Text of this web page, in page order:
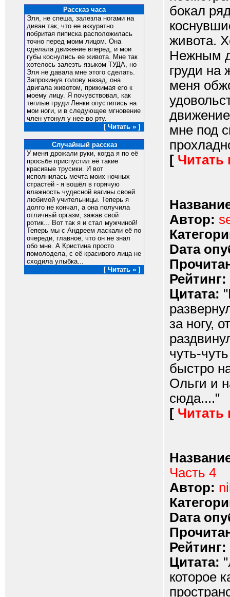
Рассказ часа
Эля, не спеша, залезла ногами на
диван так, что ее аккуратно
побритая пиписка расположилась
точно перед моим лицом. Она
сделала движение вперед, и мои
губы коснулись ее живота. Мне так
хотелось залезть языком ТУДА, но
Эля не давала мне этого сделать.
Запрокинув голову назад, она
двигала животом, прижимая его к
моему лицу. Я почувствовал, как
теплые груди Ленки опустились на
мои ноги, и в следующее мгновение
член утонул у нее во рту.
[ Читать » ]
Случайный рассказ
У меня дрожали руки, когда я по её
просьбе приспустил её такие
красивые трусики. И вот
исполнилась мечта моих ночных
страстей - я вошёл в горячую
влажность чудесной вагины своей
любимой учительницы. Теперь я
долго не кончал, а она получила
отличный оргазм, зажав свой
ротик... Вот так я и стал мужчиной!
Теперь мы с Андреем ласкали её по
очереди, главное, что он не знал
обо мне. А Кристина просто
помолодела, с её красивого лица не
сходила улыбка...
[ Читать » ]
бокал
живота.
Нежным
груди на
меня
мне под
[ Читать
Автор:
Dата
Рейтинг:
Цитата:
за ногу,
чуть-
быстро
Ольги и
сюда...."
[ Читать
Часть 4
Автор:
Dата
Рейтинг:
Цитата:
которое